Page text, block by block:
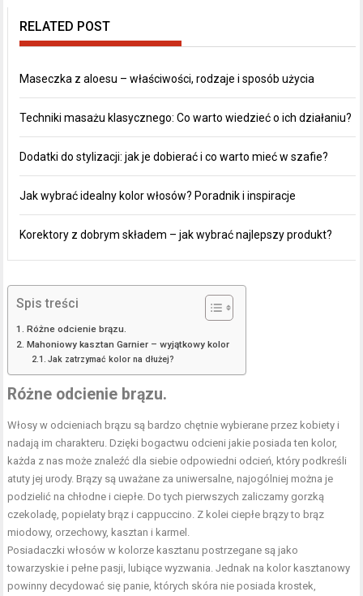
RELATED POST
Maseczka z aloesu – właściwości, rodzaje i sposób użycia
Techniki masażu klasycznego: Co warto wiedzieć o ich działaniu?
Dodatki do stylizacji: jak je dobierać i co warto mieć w szafie?
Jak wybrać idealny kolor włosów? Poradnik i inspiracje
Korektory z dobrym składem – jak wybrać najlepszy produkt?
Spis treści
Różne odcienie brązu.
Mahoniowy kasztan Garnier – wyjątkowy kolor
Jak zatrzymać kolor na dłużej?
Różne odcienie brązu.
Włosy w odcieniach brązu są bardzo chętnie wybierane przez kobiety i
nadają im charakteru. Dzięki bogactwu odcieni jakie posiada ten kolor,
każda z nas może znaleźć dla siebie odpowiedni odcień, który podkreśli
atuty jej urody. Brązy są uważane za uniwersalne, najogólniej można je
podzielić na chłodne i ciepłe. Do tych pierwszych zaliczamy gorzką
czekoladę, popielaty brąz i cappuccino. Z kolei ciepłe brązy to brąz
miodowy, orzechowy, kasztan i karmel.
Posiadaczki włosów w kolorze kasztanu postrzegane są jako
towarzyskie i pełne pasji, lubiące wyzwania. Jednak na kolor kasztanowy
powinny decydować się panie, których skóra nie posiada krostek,